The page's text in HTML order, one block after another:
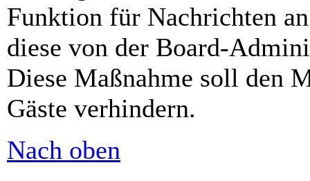
Funktion für Nachrichten
diese von der Board-
Diese Maßnahme soll den
Gäste verhindern.
Nach oben